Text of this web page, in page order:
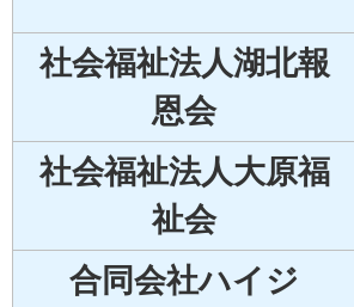
社会福祉法人湖北報
恩会
社会福祉法人大原福
祉会
合同会社ハイジ